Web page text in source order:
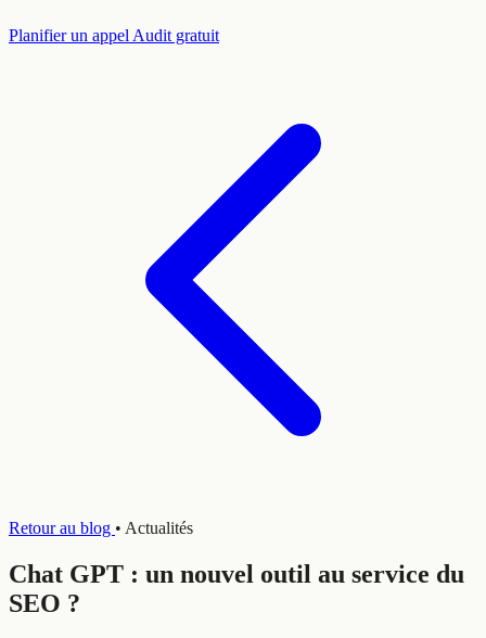
Planifier un appel Audit gratuit
Retour au blog • Actualités
Chat GPT : un nouvel outil au service du
SEO ?